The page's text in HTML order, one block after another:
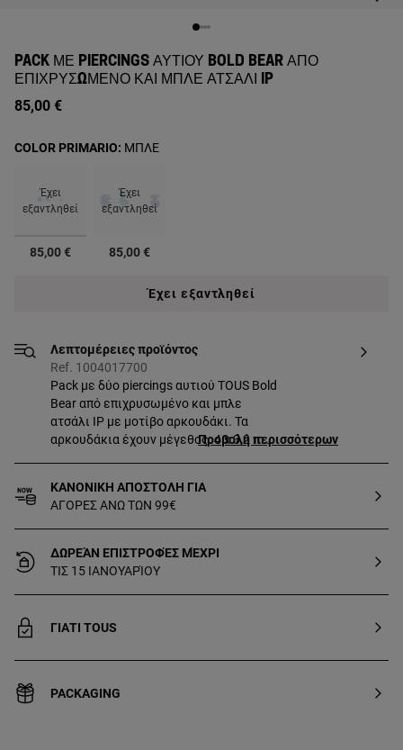
PACK ΜΕ PIERCINGS ΑΥΤΙΟΎ BOLD BEAR ΑΠΌ
ΕΠΙΧΡΥΣΩΜΈΝΟ ΚΑΙ ΜΠΛΕ ΑΤΣΆΛΙ IP
85,00 €
Έχει
εξαντληθεί
επιλεγμένα
85,00 €
Έχει
εξαντληθεί
85,00 €
COLOR PRIMARIO: ΜΠΛΕ
Έχει εξαντληθεί
Λεπτομέρειες προϊόντος
Ref. 1004017700
Pack με δύο piercings αυτιού TOUS Bold
Bear από επιχρυσωμένο και μπλε
ατσάλι IP με μοτίβο αρκουδάκι. Τα
αρκουδάκια έχουν μέγεθος: 4 x 3,2 mm.
Προβολή περισσότερων
ΚΑΝΟΝΙΚΗ ΑΠΟΣΤΟΛΗ ΓΙΑ
ΑΓΟΡΕΣ ΑΝΩ ΤΩΝ 99€
ΔΩΡΕΆΝ ΕΠΙΣΤΡΟΦΈΣ ΜΈΧΡΙ
ΤΙΣ 15 ΙΑΝΟΥΑΡΊΟΥ
ΓΙΑΤΙ TOUS
PACKAGING